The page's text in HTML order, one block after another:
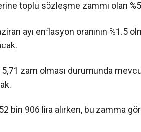
toplu sözleşme zammı olan
ayı enflasyon oranının %1.5
zam olması durumunda
bin 906 lira alırken, bu zamma